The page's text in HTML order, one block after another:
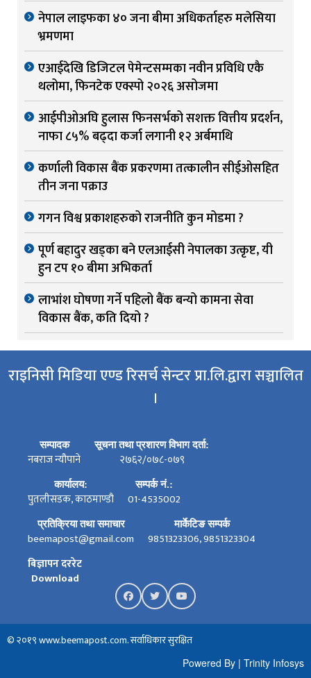
नेपाल लाइफका ४० जना बीमा अधिकर्ताहरु मलेसिया
भ्रमणमा
एआईदेखि डिजिटल पेमेन्टसम्मका नवीन प्रविधि एकै
थलोमा, फिनटेक एक्स्पो २०२६ असोजमा
आईपीओअघि हुलास फिनसर्भको सशक्त वित्तीय प्रदर्शन,
नाफा ८५% बढ्दा कर्जा लगानी १२ अर्बमाथि
कर्णाली विकास बैंक प्रकरणमा तत्कालीन सीईओसहित
तीन जना पक्राउ
गगन विश्व प्रकाशहरुको राजनीति कुन मोडमा ?
पूर्ण बहादुर खड्का बने एलआईसी नेपालका उत्कृष्ट, यी
हुन टप १० बीमा अभिकर्ता
लाभांश घोषणा गर्ने पहिलो बैंक बन्यो कामना सेवा
विकास बैंक, कति दियो ?
राइनिसी मिडिया एण्ड रिसर्च सेन्टर प्रा.लि.द्वारा सञ्चालित
।
सम्पादक
नबराज न्यौपाने
सूचना तथा प्रशारण विभाग दर्ता:
२७६२/०७८-०७९
कार्यालय:
पुतलीसडक, काठमाण्डौ
सम्पर्क नं.:
01-4535002
प्रतिक्रिया तथा समाचार
beemapost@gmail.com
मार्केटिङ सम्पर्क
9851323306, 9851323304
बिज्ञापन दररेट
Download
© २०१९ www.beemapost.com. सर्वाधिकार सुरक्षित
Powered By | Trinity Infosys